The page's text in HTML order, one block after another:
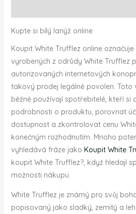
Kupte si bílý lanýž online
Koupit White Trufflez online
vyrobených z odrůdy White Trufflez
autorizovaných internetových
takový prodej legálně povolen. Toto
běžně používají spotřebitelé, kteří si
podrobnosti o produktu, porovnat
dostupnost a zkontrolovat cenu
konečným rozhodnutím. Mnoho
vyhledává fráze jako Koupit White
koupit White Trufflez?, když hledají
možnosti nákupu.
White Trufflez je známý pro svůj
popisovaný jako sladký, zemitý a